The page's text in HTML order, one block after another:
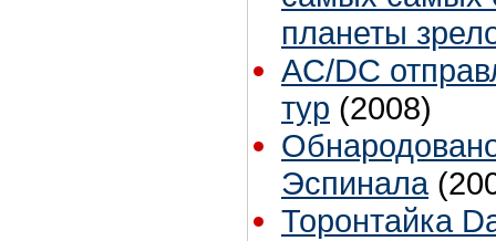
планеты
AC/DC
тур (2008)
Эспинала
Торонтайка